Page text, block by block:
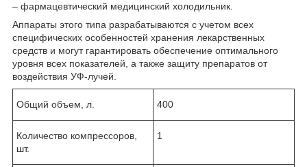
– фармацевтический медицинский холодильник.
Аппараты этого типа разрабатываются с учетом всех
специфических особенностей хранения лекарственных
средств и могут гарантировать обеспечение оптимального
уровня всех показателей, а также защиту препаратов от
воздействия УФ-лучей.
Общий объем, л. 400
Количество компрессоров,
шт.
1